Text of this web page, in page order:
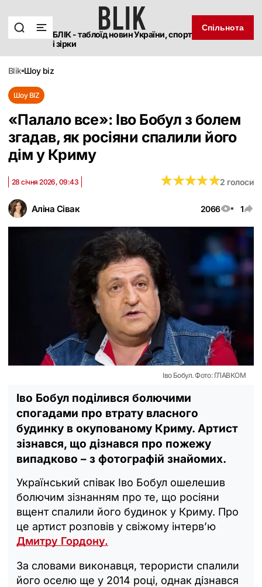
БЛІК - таблоїд новин України, спорт
і зірки
Спільнота
blik шоу biz
Шоу BIZ
«Палало все»: Іво Бобул з болем
згадав, як росіяни спалили його
дім у Криму
Аліна Сівак 2066 1
28 січня 2026, 09:43 ★★★★★
★★★★★2 голоси
Іво Бобул. Фото: ГЛАВКОМ
Іво Бобул поділився болючими
спогадами про втрату власного
будинку в окупованому Криму. Артист
зізнався, що дізнався про пожежу
випадково – з фотографій знайомих.
Український співак Іво Бобул ошелешив
болючим зізнанням про те, що росіяни
вщент спалили його будинок у Криму. Про
це артист розповів у свіжому інтерв’ю
Дмитру Гордону.
За словами виконавця, терористи спалили
його оселю ще у 2014 році, однак дізнався